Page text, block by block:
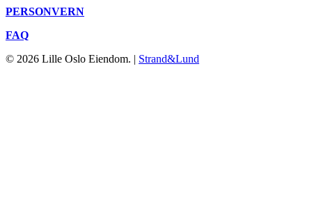
PERSONVERN
FAQ
© 2026 Lille Oslo Eiendom. | Strand&Lund